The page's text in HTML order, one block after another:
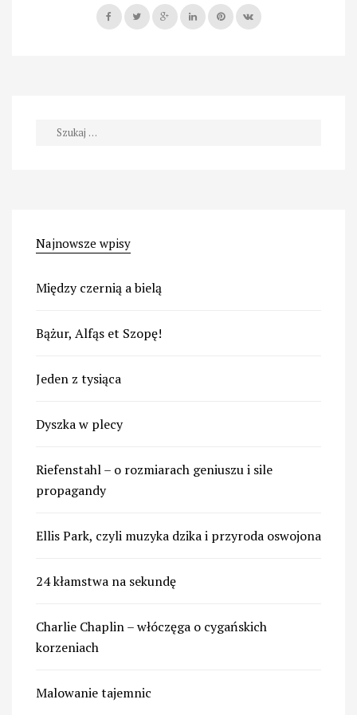
kolekcjoner”
Szukaj:
Najnowsze wpisy
Między czernią a bielą
Bążur, Alfąs et Szopę!
Jeden z tysiąca
Dyszka w plecy
Riefenstahl – o rozmiarach geniuszu i sile
propagandy
Ellis Park, czyli muzyka dzika i przyroda oswojona
24 kłamstwa na sekundę
Charlie Chaplin – włóczęga o cygańskich
korzeniach
Malowanie tajemnic